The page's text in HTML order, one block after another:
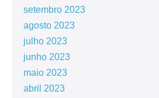
setembro 2023
agosto 2023
julho 2023
junho 2023
maio 2023
abril 2023